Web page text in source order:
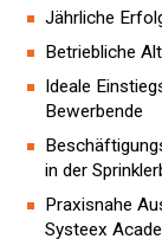
Jährliche
Betriebliche
Ideale
Bewerbende
in der
Praxisnahe
Systeex